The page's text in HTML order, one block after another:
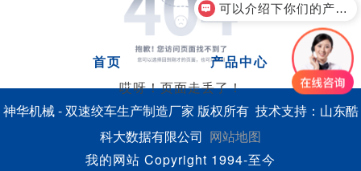
首页
产品中心
哎呀！页面走丢了！
神华机械 - 双速绞车生产制造厂家 版权所有 技术支持：山东酷
科大数据有限公司 网站地图
我的网站 Copyright 1994-至今
可以介绍下你们的产品么？